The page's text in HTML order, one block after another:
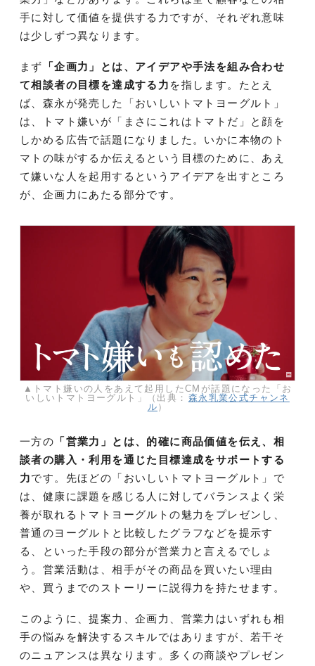
手に対して価値を提供する力ですが、それぞれ意味
は少しずつ異なります。
まず
「企画力」とは、アイデアや手法を組み合わせ
て相談者の目標を達成する力 を指します。たとえ
ば、森永が発売した「おいしいトマトヨーグルト」
は、トマト嫌いが「まさにこれはトマトだ」と顔を
しかめる広告で話題になりました。いかに本物のト
マトの味がするか伝えるという目標のために、あえ
て嫌いな人を起用するというアイデアを出すところ
が、企画力にあたる部分です。
▲トマト嫌いの人をあえて起用したCMが話題になった「お
いしいトマトヨーグルト」（出典： 森永乳業公式チャンネ
ル ）
一方の 「営業力」とは、的確に商品価値を伝え、相
談者の購入・利用を通じた目標達成をサポートする
力です。先ほどの「おいしいトマトヨーグルト」で
は、健康に課題を感じる人に対してバランスよく栄
養が取れるトマトヨーグルトの魅力をプレゼンし、
普通のヨーグルトと比較したグラフなどを提示す
る、といった手段の部分が営業力と言えるでしょ
う。営業活動は、相手がその商品を買いたい理由
や、買うまでのストーリーに説得力を持たせます。
このように、提案力、企画力、営業力はいずれも相
手の悩みを解決するスキルではありますが、若干そ
のニュアンスは異なります。多くの商談やプレゼン